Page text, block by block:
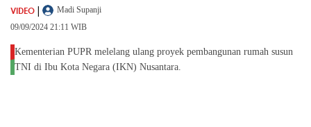
VIDEO |
Madi Supanji
09/09/2024 21:11 WIB
Kementerian PUPR melelang ulang proyek pembangunan rumah susun
TNI di Ibu Kota Negara (IKN) Nusantara.